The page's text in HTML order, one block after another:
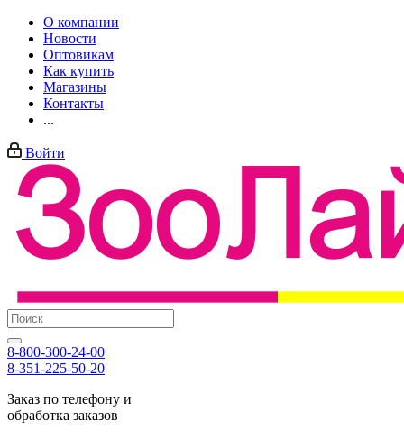
О компании
Новости
Оптовикам
Как купить
Магазины
Контакты
...
Войти
8-800-300-24-00
8-351-225-50-20
Заказ по телефону и
обработка заказов